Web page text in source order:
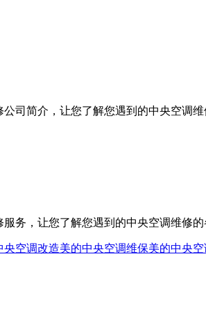
司简介，让您了解您遇到的中央空调
务，让您了解您遇到的中央空调维修的
央空调改造美的中央空调维保美的中央